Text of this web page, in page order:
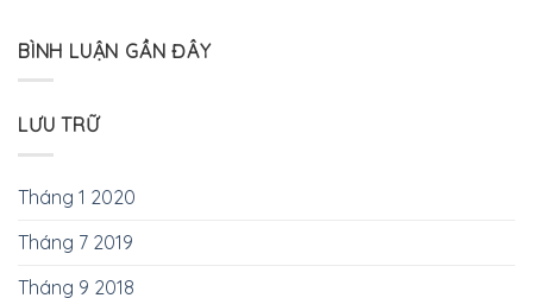
BÌNH LUẬN GẦN ĐÂY
LƯU TRỮ
Tháng 1 2020
Tháng 7 2019
Tháng 9 2018